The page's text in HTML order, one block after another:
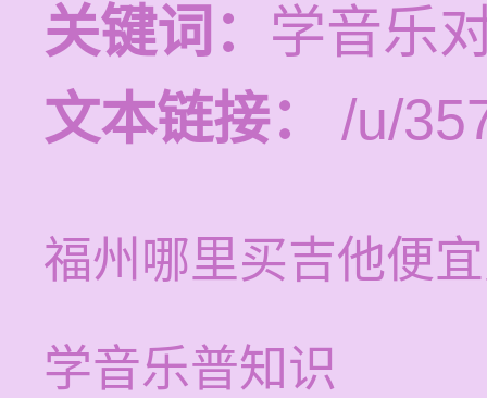
关键词： 学音乐
文本链接：
/u/
福州哪里买吉他便
学音乐普知识